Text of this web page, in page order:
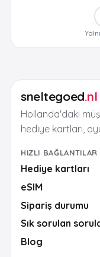
sneltegoed.nl
Hollanda'daki
hediye kartları,
HIZLI BAĞLANTILAR
Hediye kartları
eSIM
Sipariş durumu
Sık sorulan
Blog